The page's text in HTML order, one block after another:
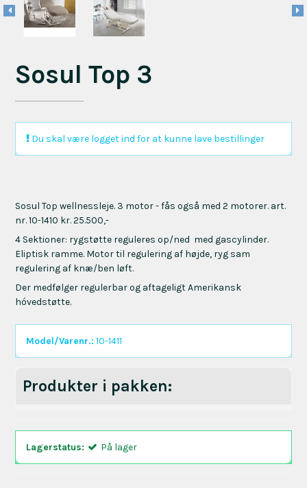
Sosul Top 3
Du skal være logget ind for at kunne lave bestillinger
Sosul Top wellnessleje. 3 motor - fås også med 2 motorer. art.
nr. 10-1410 kr. 25.500,-
4 Sektioner: rygstøtte reguleres op/ned med gascylinder.
Eliptisk ramme. Motor til regulering af højde, ryg sam
regulering af knæ/ben løft.
Der medfølger regulerbar og aftageligt Amerikansk
hóvedstøtte.
Model/Varenr.: 10-1411
Produkter i pakken:
Lagerstatus: På lager